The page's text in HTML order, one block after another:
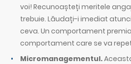
voi! Recunoașteți meritele
trebuie. Lăudați-i imediat
ceva. Un comportament
comportament care se va
Micromanagementul.